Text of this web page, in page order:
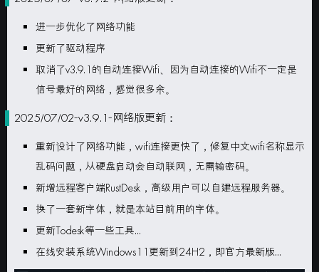
进一步优化了网络功能
更新了驱动程序
取消了v3.9.1的自动连接Wifi、因为自动连接的Wifi不一定是
信号最好的网络，感觉很多余。
2025/07/02-v3.9.1-网络版更新：
重新设计了网络功能，wifi连接更快了，修复中文wifi名称显示
乱码问题，从硬盘启动会自动联网，无需输密码。
新增远程客户端RustDesk，高级用户可以自建远程服务器。
换了一套新字体，就是本站目前用的字体。
更新Todesk等一些工具...
在线安装系统Windows11更新到24H2，即官方最新版...